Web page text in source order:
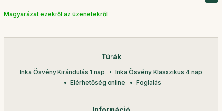
Magyarázat ezekről az üzenetekről
Túrák
Inka Ösvény Kirándulás 1 nap
Inka Ösvény Klasszikus 4 nap
Elérhetőség online
Foglalás
Információ